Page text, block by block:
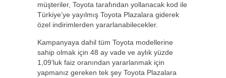
müşteriler, Toyota tarafından yollanacak kod ile
Türkiye’ye yayılmış Toyota Plazalara giderek
özel indirimlerden yararlanabilecekler.
Kampanyaya dahil tüm Toyota modellerine
sahip olmak için 48 ay vade ve aylık yüzde
1,09’luk faiz oranından yararlanmak için
yapmanız gereken tek şey Toyota Plazalara